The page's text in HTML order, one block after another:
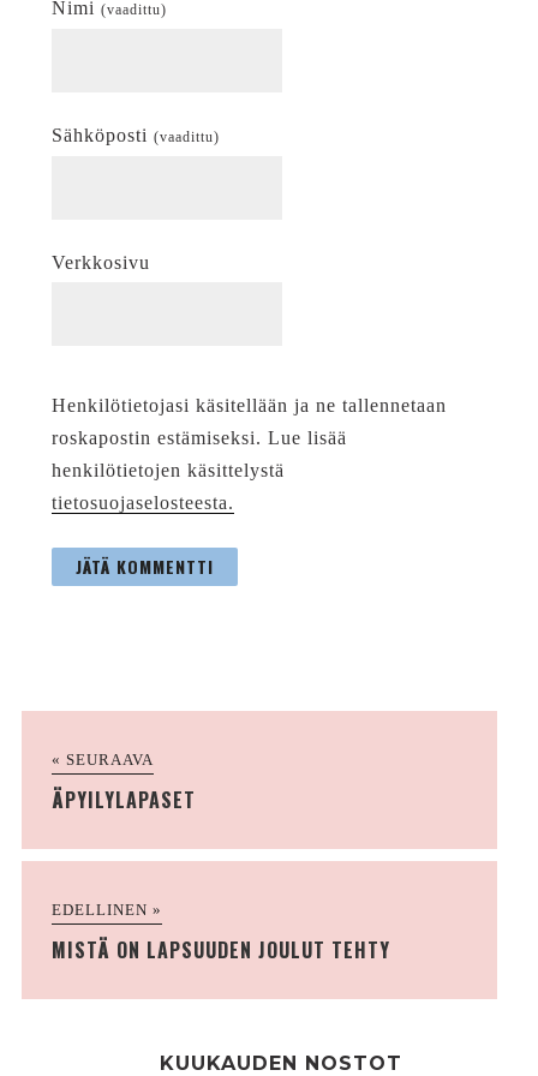
Nimi (vaadittu)
Sähköposti (vaadittu)
Verkkosivu
Henkilötietojasi käsitellään ja ne tallennetaan
roskapostin estämiseksi. Lue lisää
henkilötietojen käsittelystä
tietosuojaselosteesta.
« SEURAAVA
ÄPYILYLAPASET
EDELLINEN »
MISTÄ ON LAPSUUDEN JOULUT TEHTY
KUUKAUDEN NOSTOT